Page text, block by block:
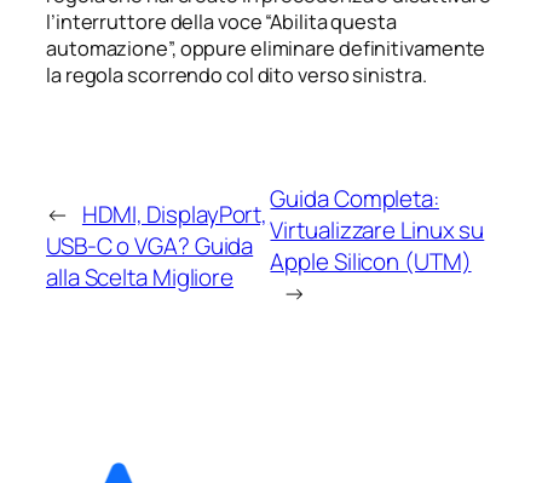
l’interruttore della voce “Abilita questa
automazione”, oppure eliminare definitivamente
la regola scorrendo col dito verso sinistra.
← HDMI, DisplayPort,
USB-C o VGA? Guida
alla Scelta Migliore
Guida Completa:
Virtualizzare Linux su
Apple Silicon (UTM)
→